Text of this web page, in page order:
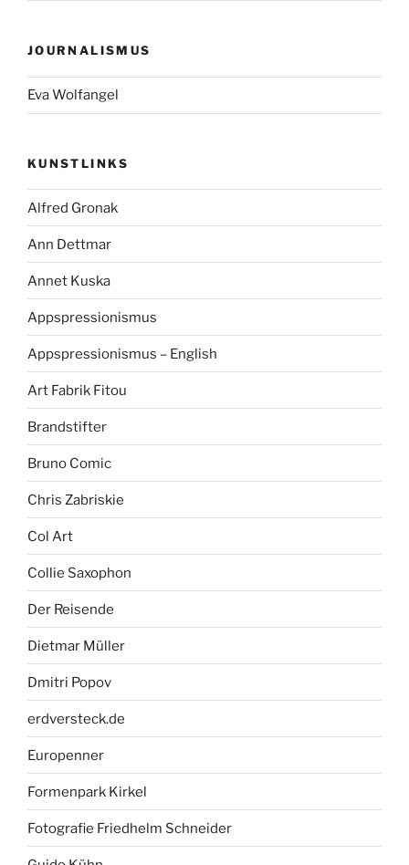
JOURNALISMUS
Eva Wolfangel
KUNSTLINKS
Alfred Gronak
Ann Dettmar
Annet Kuska
Appspressionismus
Appspressionismus – English
Art Fabrik Fitou
Brandstifter
Bruno Comic
Chris Zabriskie
Col Art
Collie Saxophon
Der Reisende
Dietmar Müller
Dmitri Popov
erdversteck.de
Europenner
Formenpark Kirkel
Fotografie Friedhelm Schneider